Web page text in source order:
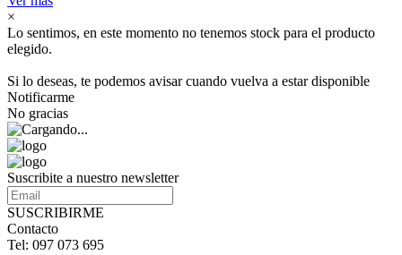
×
Lo sentimos, en este momento no tenemos stock para el producto
elegido.
Si lo deseas, te podemos avisar cuando vuelva a estar disponible
Notificarme
No gracias
Suscribite a nuestro newsletter
SUSCRIBIRME
Contacto
Tel: 097 073 695